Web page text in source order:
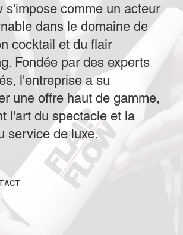
s'impose comme un acteur
dans le domaine de
cocktail et du flair
Fondée par des experts
l'entreprise a su
une offre haut de gamme,
l'art du spectacle et la
service de luxe.